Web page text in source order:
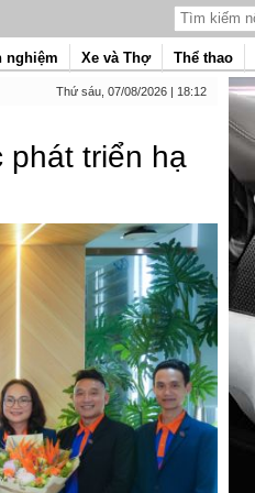
nghiệm Xe và Thợ Thể thao
Thứ sáu, 07/08/2026 | 18:12
phát triển hạ